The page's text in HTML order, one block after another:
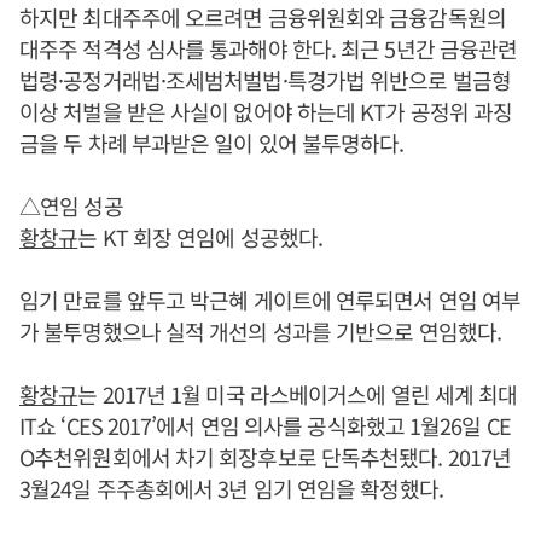
하지만 최대주주에 오르려면 금융위원회와 금융감독원의
대주주 적격성 심사를 통과해야 한다. 최근 5년간 금융관련
법령·공정거래법·조세범처벌법·특경가법 위반으로 벌금형
이상 처벌을 받은 사실이 없어야 하는데 KT가 공정위 과징
금을 두 차례 부과받은 일이 있어 불투명하다.
△연임 성공
황창규는 KT 회장 연임에 성공했다.
임기 만료를 앞두고 박근혜 게이트에 연루되면서 연임 여부
가 불투명했으나 실적 개선의 성과를 기반으로 연임했다.
황창규는 2017년 1월 미국 라스베이거스에 열린 세계 최대
IT쇼 ‘CES 2017’에서 연임 의사를 공식화했고 1월26일 CE
O추천위원회에서 차기 회장후보로 단독추천됐다. 2017년
3월24일 주주총회에서 3년 임기 연임을 확정했다.